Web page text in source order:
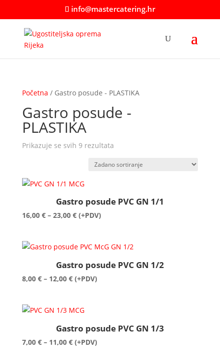
info@mastercatering.hr
Početna / Gastro posude - PLASTIKA
Gastro posude -
PLASTIKA
Prikazuje se svih 9 rezultata
Gastro posude PVC GN 1/1
16,00 € – 23,00 €Raspon
16,00 €
23,00 €
(+PDV)
Gastro posude PVC GN 1/2
8,00 € – 12,00 €Raspon
8,00 €
12,00 €
(+PDV)
Gastro posude PVC GN 1/3
7,00 € – 11,00 €Raspon
(+PDV)